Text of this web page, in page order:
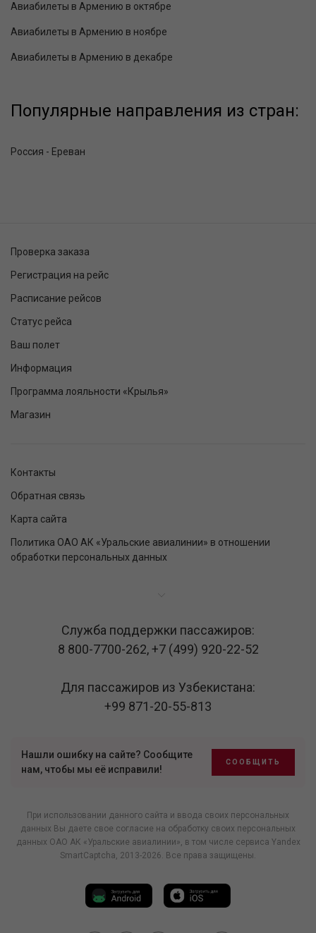
Авиабилеты в Армению в октябре
Авиабилеты в Армению в ноябре
Авиабилеты в Армению в декабре
Популярные направления из стран:
Россия - Ереван
Проверка заказа
Регистрация на рейс
Расписание рейсов
Статус рейса
Ваш полет
Информация
Программа лояльности «Крылья»
Магазин
Контакты
Обратная связь
Карта сайта
Политика ОАО АК «Уральские авиалинии» в отношении
обработки персональных данных
Служба поддержки пассажиров:
8 800-7700-262,+7 (499) 920-22-52
Для пассажиров из Узбекистана:
+99 871-20-55-813
Нашли ошибку на сайте? Сообщите
нам, чтобы мы её исправили!
СООБЩИТЬ
При использовании данного сайта и ввода своих персональных
данных Вы даете свое согласие на обработку своих персональных
данных ОАО АК «Уральские авиалинии», в том числе сервиса Yandex
SmartCaptcha, 2013-2026. Все права защищены.